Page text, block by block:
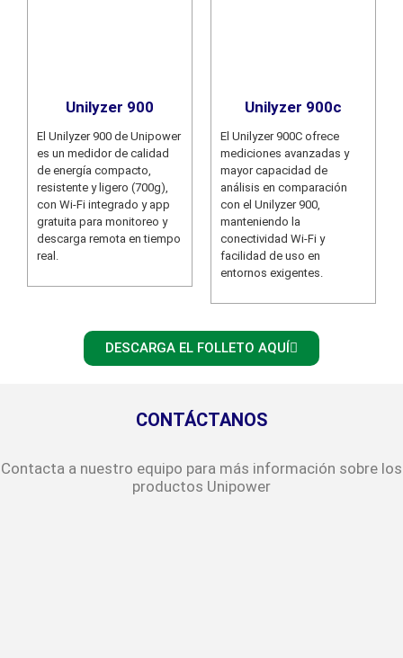
Unilyzer 900
El Unilyzer 900 de Unipower
es un medidor de calidad
de energía compacto,
resistente y ligero (700g),
con Wi-Fi integrado y app
gratuita para monitoreo y
descarga remota en tiempo
real.
Unilyzer 900c
El Unilyzer 900C ofrece
mediciones avanzadas y
mayor capacidad de
análisis en comparación
con el Unilyzer 900,
manteniendo la
conectividad Wi-Fi y
facilidad de uso en
entornos exigentes.
DESCARGA EL FOLLETO AQUÍ
CONTÁCTANOS
Contacta a nuestro equipo para más información sobre los
productos Unipower